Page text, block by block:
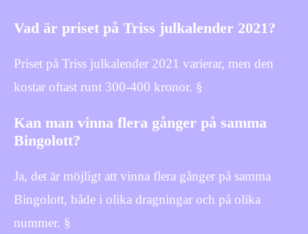
Vad är priset på Triss julkalender 2021?
Priset på Triss julkalender 2021 varierar, men den
kostar oftast runt 300-400 kronor. §
Kan man vinna flera gånger på samma
Bingolott?
Ja, det är möjligt att vinna flera gånger på samma
Bingolott, både i olika dragningar och på olika
nummer. §